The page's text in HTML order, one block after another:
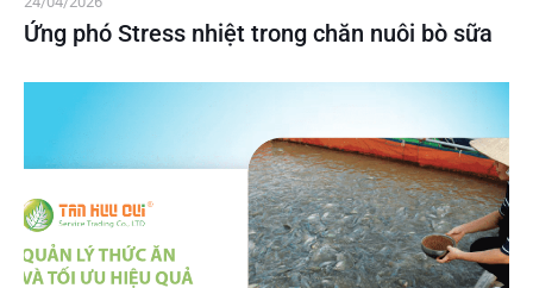
Ứng phó Stress nhiệt trong chăn nuôi bò sữa